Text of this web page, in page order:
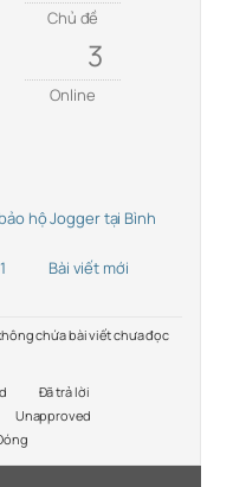
Chủ đề
3
Online
hộ Jogger tại Bình
Bài viết mới
chứa bài viết chưa đọc
Đã trả lời
Unapproved